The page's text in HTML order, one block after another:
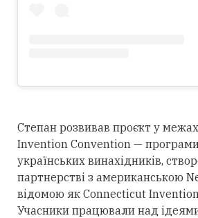
Степан розвивав проєкт у
Invention Convention —
українських винахідників,
партнерстві з американською
відомою як Connecticut
Учасники працювали над